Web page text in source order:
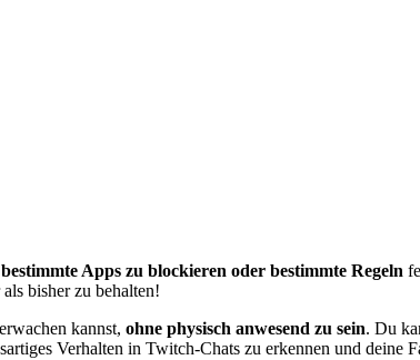
bestimmte Apps zu blockieren oder bestimmte Regeln
bisher zu behalten!
kannst, ohne physisch anwesend zu sein. Du
Verhalten in Twitch-Chats zu erkennen und deine